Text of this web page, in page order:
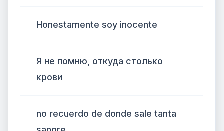
Honestamente soy inocente
Я не помню, откуда столько
крови
no recuerdo de donde sale tanta